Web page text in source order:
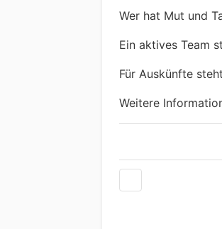
Wer hat Mut und
Ein aktives Team
Für Auskünfte steht
Weitere